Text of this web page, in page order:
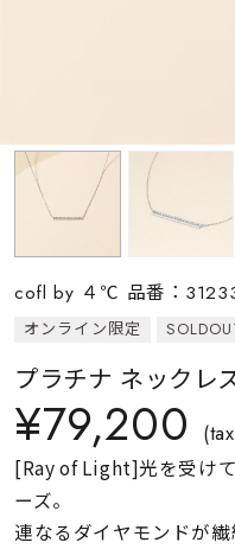
誕生石
石の色
ファッションテイス
ト
着用シーン
cofl by ４℃ 品番：
オンライン限定
プラチナ ネックレ
¥79,200
[Ray of Light]光を受け
ーズ。
連なるダイヤモンドが